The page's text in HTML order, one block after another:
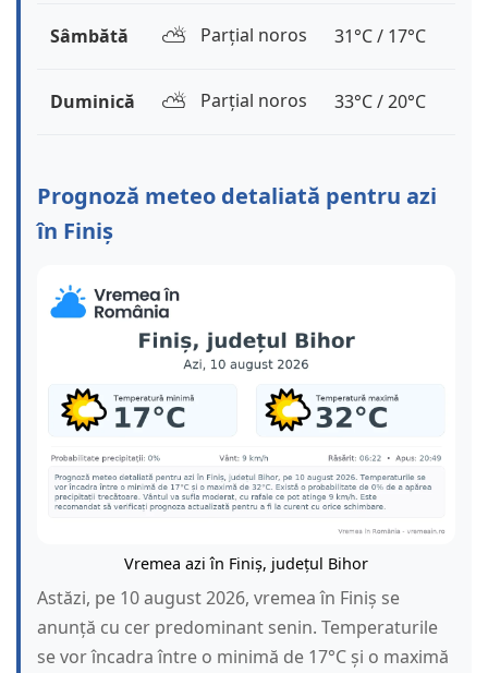
Sâmbătă ⛅️ Parțial noros 31°C / 17°C
Duminică ⛅️ Parțial noros 33°C / 20°C
Prognoză meteo detaliată pentru azi
în Finiș
Vremea azi în Finiș, județul Bihor
Astăzi, pe 10 august 2026, vremea în Finiș se
anunță cu cer predominant senin. Temperaturile
se vor încadra între o minimă de 17°C și o maximă